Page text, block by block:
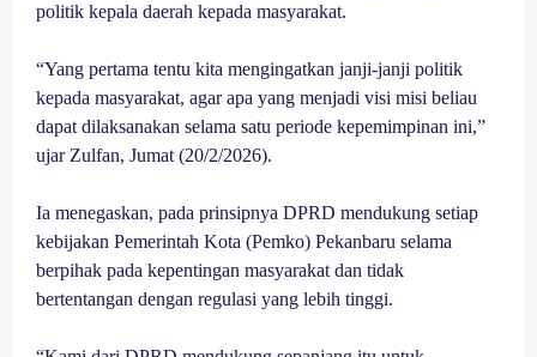
politik kepala daerah kepada masyarakat.
“Yang pertama tentu kita mengingatkan janji-janji politik
kepada masyarakat, agar apa yang menjadi visi misi beliau
dapat dilaksanakan selama satu periode kepemimpinan ini,”
ujar Zulfan, Jumat (20/2/2026).
Ia menegaskan, pada prinsipnya DPRD mendukung setiap
kebijakan Pemerintah Kota (Pemko) Pekanbaru selama
berpihak pada kepentingan masyarakat dan tidak
bertentangan dengan regulasi yang lebih tinggi.